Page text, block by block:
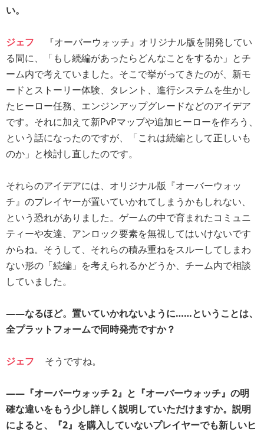
い。
ジェフ
『オーバーウォッチ』オリジナル版を開発してい
る間に、「もし続編があったらどんなことをするか」とチ
ーム内で考えていました。そこで挙がってきたのが、新モ
ードとストーリー体験、タレント、進行システムを生かし
たヒーロー任務、エンジンアップグレードなどのアイデア
です。それに加えて新PvPマップや追加ヒーローを作ろう、
という話になったのですが、「これは続編として正しいも
のか」と検討し直したのです。
それらのアイデアには、オリジナル版『オーバーウォッ
チ』のプレイヤーが置いていかれてしまうかもしれない、
という恐れがありました。ゲームの中で育まれたコミュニ
ティーや友達、アンロック要素を無視してはいけないです
からね。そうして、それらの積み重ねをスルーしてしまわ
ない形の「続編」を考えられるかどうか、チーム内で相談
していました。
――なるほど。置いていかれないように……ということは、
全プラットフォームで同時発売ですか？
ジェフ そうですね。
――『オーバーウォッチ 2』と『オーバーウォッチ』の明
確な違いをもう少し詳しく説明していただけますか。説明
によると、『2』を購入していないプレイヤーでも新しいヒ